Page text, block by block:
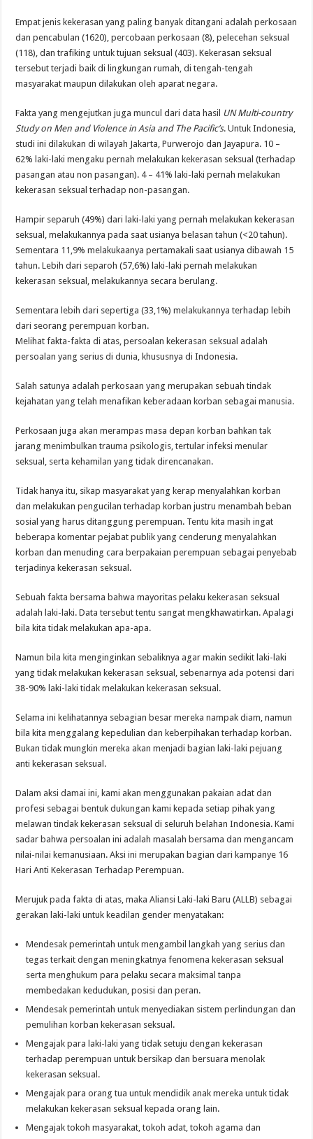
Empat jenis kekerasan yang paling banyak ditangani adalah perkosaan
dan pencabulan (1620), percobaan perkosaan (8), pelecehan seksual
(118), dan trafiking untuk tujuan seksual (403). Kekerasan seksual
tersebut terjadi baik di lingkungan rumah, di tengah-tengah
masyarakat maupun dilakukan oleh aparat negara.
Fakta yang mengejutkan juga muncul dari data hasil UN Multi-country
Study on Men and Violence in Asia and The Pacific’s. Untuk Indonesia,
studi ini dilakukan di wilayah Jakarta, Purwerojo dan Jayapura. 10 –
62% laki-laki mengaku pernah melakukan kekerasan seksual (terhadap
pasangan atau non pasangan). 4 – 41% laki-laki pernah melakukan
kekerasan seksual terhadap non-pasangan.
Hampir separuh (49%) dari laki-laki yang pernah melakukan kekerasan
seksual, melakukannya pada saat usianya belasan tahun (<20 tahun).
Sementara 11,9% melakukaanya pertamakali saat usianya dibawah 15
tahun. Lebih dari separoh (57,6%) laki-laki pernah melakukan
kekerasan seksual, melakukannya secara berulang.
Sementara lebih dari sepertiga (33,1%) melakukannya terhadap lebih
dari seorang perempuan korban.
Melihat fakta-fakta di atas, persoalan kekerasan seksual adalah
persoalan yang serius di dunia, khususnya di Indonesia.
Salah satunya adalah perkosaan yang merupakan sebuah tindak
kejahatan yang telah menafikan keberadaan korban sebagai manusia.
Perkosaan juga akan merampas masa depan korban bahkan tak
jarang menimbulkan trauma psikologis, tertular infeksi menular
seksual, serta kehamilan yang tidak direncanakan.
Tidak hanya itu, sikap masyarakat yang kerap menyalahkan korban
dan melakukan pengucilan terhadap korban justru menambah beban
sosial yang harus ditanggung perempuan. Tentu kita masih ingat
beberapa komentar pejabat publik yang cenderung menyalahkan
korban dan menuding cara berpakaian perempuan sebagai penyebab
terjadinya kekerasan seksual.
Sebuah fakta bersama bahwa mayoritas pelaku kekerasan seksual
adalah laki-laki. Data tersebut tentu sangat mengkhawatirkan. Apalagi
bila kita tidak melakukan apa-apa.
Namun bila kita menginginkan sebaliknya agar makin sedikit laki-laki
yang tidak melakukan kekerasan seksual, sebenarnya ada potensi dari
38-90% laki-laki tidak melakukan kekerasan seksual.
Selama ini kelihatannya sebagian besar mereka nampak diam, namun
bila kita menggalang kepedulian dan keberpihakan terhadap korban.
Bukan tidak mungkin mereka akan menjadi bagian laki-laki pejuang
anti kekerasan seksual.
Dalam aksi damai ini, kami akan menggunakan pakaian adat dan
profesi sebagai bentuk dukungan kami kepada setiap pihak yang
melawan tindak kekerasan seksual di seluruh belahan Indonesia. Kami
sadar bahwa persoalan ini adalah masalah bersama dan mengancam
nilai-nilai kemanusiaan. Aksi ini merupakan bagian dari kampanye 16
Hari Anti Kekerasan Terhadap Perempuan.
Merujuk pada fakta di atas, maka Aliansi Laki-laki Baru (ALLB) sebagai
gerakan laki-laki untuk keadilan gender menyatakan:
Mendesak pemerintah untuk mengambil langkah yang serius dan
tegas terkait dengan meningkatnya fenomena kekerasan seksual
serta menghukum para pelaku secara maksimal tanpa
membedakan kedudukan, posisi dan peran.
Mendesak pemerintah untuk menyediakan sistem perlindungan dan
pemulihan korban kekerasan seksual.
Mengajak para laki-laki yang tidak setuju dengan kekerasan
terhadap perempuan untuk bersikap dan bersuara menolak
kekerasan seksual.
Mengajak para orang tua untuk mendidik anak mereka untuk tidak
melakukan kekerasan seksual kepada orang lain.
Mengajak tokoh masyarakat, tokoh adat, tokoh agama dan